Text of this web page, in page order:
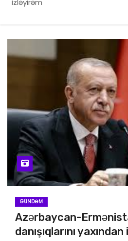
GÜNDƏM
Azərbaycan-
danışıqlarını